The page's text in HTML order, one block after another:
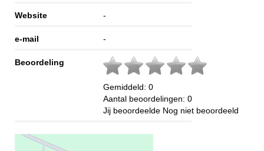
Website -
e-mail -
Beoordeling
Gemiddeld: 0
Aantal beoordelingen: 0
Jij beoordeelde Nog niet beoordeeld